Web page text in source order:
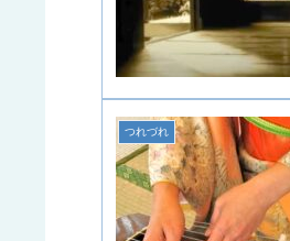
つれづれ